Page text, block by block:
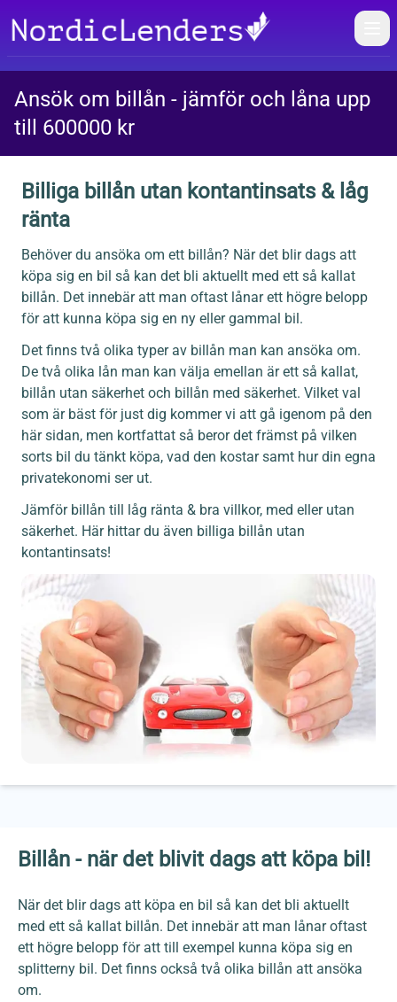
Ansök om billån - jämför och låna upp
till 600000 kr
Billiga billån utan kontantinsats & låg
ränta
Behöver du ansöka om ett billån? När det blir dags att
köpa sig en bil så kan det bli aktuellt med ett så kallat
billån. Det innebär att man oftast lånar ett högre belopp
för att kunna köpa sig en ny eller gammal bil.
Det finns två olika typer av billån man kan ansöka om.
De två olika lån man kan välja emellan är ett så kallat,
billån utan säkerhet och billån med säkerhet. Vilket val
som är bäst för just dig kommer vi att gå igenom på den
här sidan, men kortfattat så beror det främst på vilken
sorts bil du tänkt köpa, vad den kostar samt hur din egna
privatekonomi ser ut.
Jämför billån till låg ränta & bra villkor, med eller utan
säkerhet. Här hittar du även billiga billån utan
kontantinsats!
Billån - när det blivit dags att köpa bil!
När det blir dags att köpa en bil så kan det bli aktuellt
med ett så kallat billån. Det innebär att man lånar oftast
ett högre belopp för att till exempel kunna köpa sig en
splitterny bil. Det finns också två olika billån att ansöka
om.